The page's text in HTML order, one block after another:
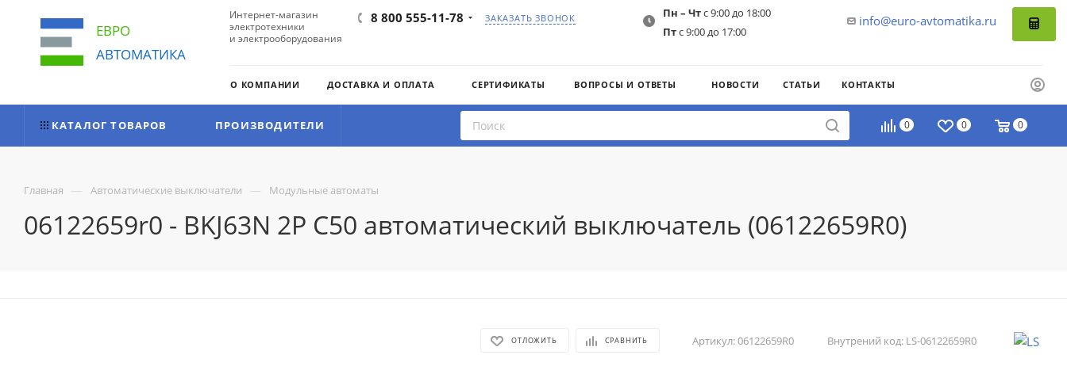
ЕВРО
АВТОМАТИКА
Интернет-магазин
электротехники
и электрооборудования
8 800 555-11-78 ЗАКАЗАТЬ ЗВОНОК info@euro-avtomatika.ru
Пн – Чтс 9:00 до 18:00
Птс 9:00 до 17:00
О КОМПАНИИ ДОСТАВКА И ОПЛАТА СЕРТИФИКАТЫ ВОПРОСЫ И ОТВЕТЫ НОВОСТИ СТАТЬИ КОНТАКТЫ
0 0 0
КАТАЛОГ ТОВАРОВ ПРОИЗВОДИТЕЛИ
Главная — Автоматические выключатели — Модульные автоматы
06122659r0 - BKJ63N 2P C50 автоматический выключатель (06122659R0)
ОТЛОЖИТЬ СРАВНИТЬ Артикул:06122659R0 Внутрений код: LS-06122659R0